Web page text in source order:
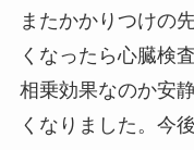
またかかりつけの
くなったら心臓検
相乗効果なのか安
くなりました。今